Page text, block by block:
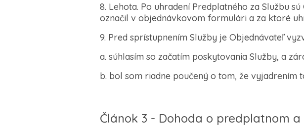
8. Lehota. Po uhradení Predplatného za Službu
označil v objednávkovom formulári a za ktoré
9. Pred sprístupnením Služby je Objednávateľ
a. súhlasím so začatím poskytovania Služby, a
b. bol som riadne poučený o tom, že vyjadrením
Článok 3 - Dohoda o predplatnom